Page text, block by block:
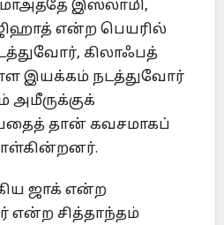
இஸ்லாமி,
என்ற பெயரில்
கிலாஃபத்
இயக்கம் நடத்துவோர்
தான் கவசமாகப்
ஜாக் என்ற
என்ற சித்தாந்தம்